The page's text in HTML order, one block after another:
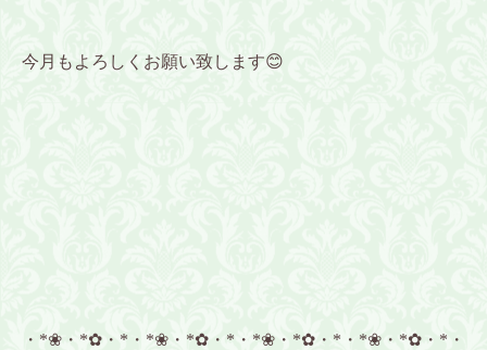
今月もよろしくお願い致します😊
・*❀・*✿・*・*❀・*✿・*・*❀・*✿・*・*❀・*✿・*・